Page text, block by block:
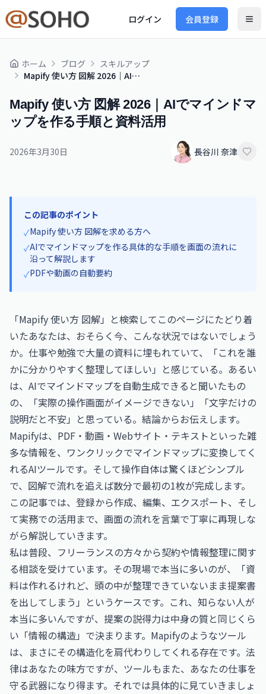
ログイン 会員登録
ホーム ブログ
スキルアップ
Mapify 使い方 図解 2026｜AIでマインドマップを作る手順と資料活用
Mapify 使い方 図解 2026｜AIでマインドマ
ップを作る手順と資料活用
2026年3月30日 長谷川 奈津
この記事のポイント
✓Mapify 使い方 図解を求める方へ
✓AIでマインドマップを作る具体的な手順を画面の流れに
沿って解説します
✓PDFや動画の自動要約
「Mapify 使い方 図解」と検索してこのページにたどり着
いたあなたは、おそらく今、こんな状況ではないでしょう
か。仕事や勉強で大量の資料に埋もれていて、「これを誰
かに分かりやすく整理してほしい」と感じている。あるい
は、AIでマインドマップを自動生成できると聞いたもの
の、「実際の操作画面がイメージできない」「文字だけの
説明だと不安」と思っている。結論からお伝えします。
Mapifyは、PDF・動画・Webサイト・テキストといった雑
多な情報を、ワンクリックでマインドマップに変換してく
れるAIツールです。そして操作自体は驚くほどシンプル
で、図解で流れを追えば数分で最初の1枚が完成します。
この記事では、登録から作成、編集、エクスポート、そし
て実務での活用まで、画面の流れを言葉で丁寧に再現しな
がら解説していきます。
私は普段、フリーランスの方々から契約や情報整理に関す
る相談を受けています。その現場で本当に多いのが、「資
料は作れるけれど、頭の中が整理できていないまま提案書
を出してしまう」というケースです。これ、知らない人が
本当に多いんですが、提案の説得力は中身の質と同じくら
い「情報の構造」で決まります。Mapifyのようなツール
は、まさにその構造化を肩代わりしてくれる存在です。法
律はあなたの味方ですが、ツールもまた、あなたの仕事を
守る武器になり得ます。それでは具体的に見ていきましょ